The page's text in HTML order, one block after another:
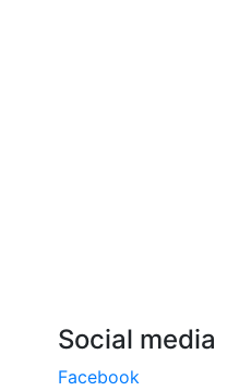
Social media
Facebook